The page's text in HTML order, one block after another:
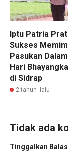
Iptu Patria
Sukses
Pasukan
Hari
di Sidrap
2 tahun lalu
Tidak ada
Tinggalkan